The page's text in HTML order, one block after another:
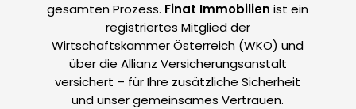
gesamten Prozess. Finat Immobilien ist ein
registriertes Mitglied der
Wirtschaftskammer Österreich (WKO) und
über die Allianz Versicherungsanstalt
versichert – für Ihre zusätzliche Sicherheit
und unser gemeinsames Vertrauen.